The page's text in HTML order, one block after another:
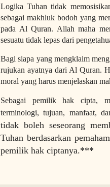
Logika Tuhan tidak
sebagai makhluk bodoh yang
pada Al Quran. Allah maha
sesuatu tidak lepas dari
Bagi siapa yang mengklaim
rujukan ayatnya dari Al Quran.
moral yang harus menjelaskan
Sebagai pemilik hak cipta,
terminologi, tujuan, manfaat,
tidak boleh seseorang
Tuhan berdasarkan
pemilik hak ciptanya.***